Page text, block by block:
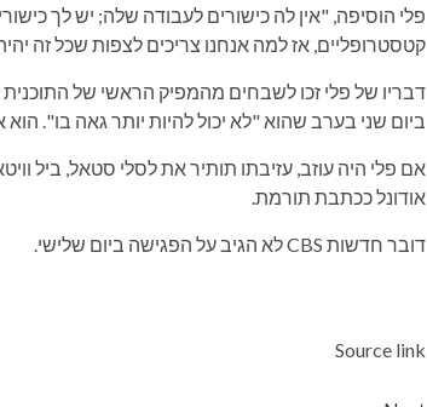
פלי הוסיפה, "אין לה כישורים לעבודה שלה; יש לך
קטסטרופליים, אז למה אנחנו צריכים לצפות שכל זה
דבריו של פלי זכו לשבחים מהמפיק הראשי של התוכנית
ביום שני בערב שהוא "לא יכול להיות יותר גאה בו".
אם פלי היה עוזב, עזיבתו תותיר את לסלי סטאל, ביל
אודונל ככתבת תורמת.
דובר חדשות CBS לא הגיב על הפגישה ביום שלישי.
Source link